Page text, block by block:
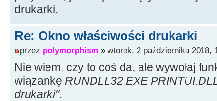
drukarki.
Re: Okno właściwości drukarki
przez polymorphism » wtorek, 2 października 2018,
Nie wiem, czy to coś da, ale wywołaj
wiązankę RUNDLL32.EXE
drukarki".